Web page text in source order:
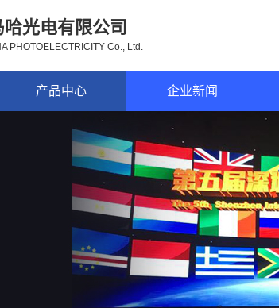
光电有限公司
PHOTOELECTRICITY Co., Ltd.
产品中心 企业新闻